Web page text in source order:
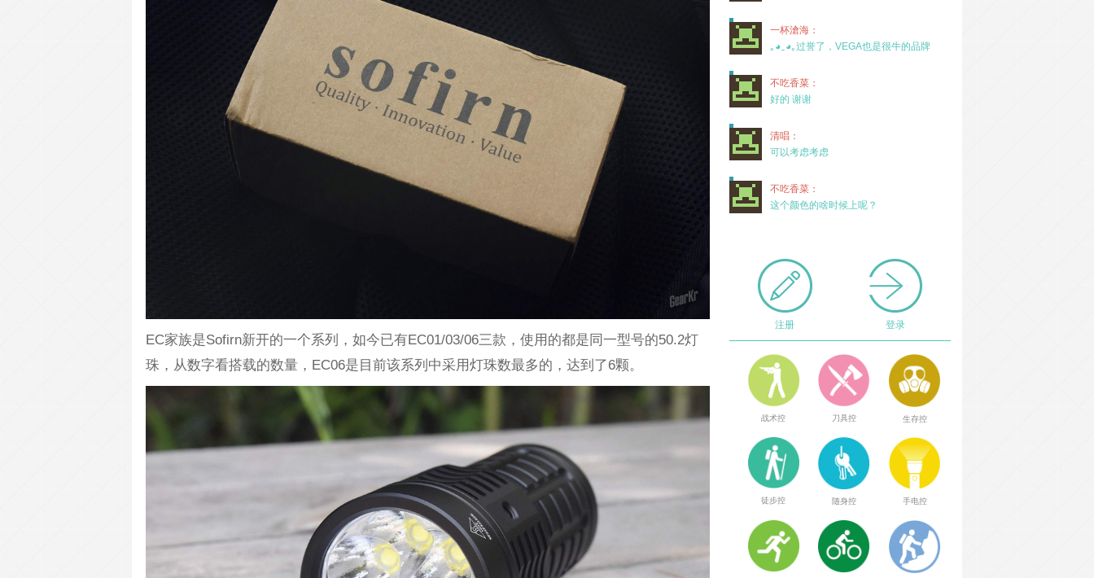
EC家族是Sofirn新开的一个系列，如今已有EC01/03/06三款，使用的都是同一型号的50.2灯
珠，从数字看搭载的数量，EC06是目前该系列中采用灯珠数最多的，达到了6颗。
一杯滄海：
｡◕‿◕｡过誉了，VEGA也是很牛的品牌
不吃香菜：
好的 谢谢
清唱：
可以考虑考虑
不吃香菜：
这个颜色的啥时候上呢？
注册 登录
战术控 刀具控 生存控
徒步控 随身控 手电控